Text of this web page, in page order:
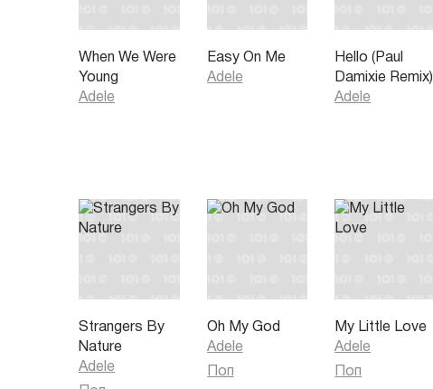
When We Were
Young
Adele
Easy On Me
Adele
Hello (Paul
Damixie Remix)
Adele
Strangers By
Nature
Adele
Oh My God
Adele
Поп
My Little Love
Adele
Поп